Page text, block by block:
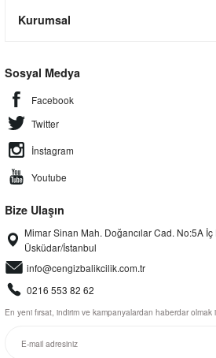
Kurumsal
Sosyal Medya
Facebook
Twitter
İnstagram
Youtube
Bize Ulaşın
Mimar Sinan Mah. Doğancılar Cad. No:5A İç
Üsküdar/İstanbul
info@cengizbalikcilik.com.tr
0216 553 82 62
En yeni fırsat, indirim ve kampanyalardan haberdar olmak